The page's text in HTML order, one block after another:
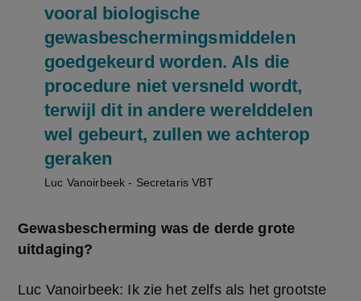
vooral biologische
gewasbeschermingsmiddelen
goedgekeurd worden. Als die
procedure niet versneld wordt,
terwijl dit in andere werelddelen
wel gebeurt, zullen we achterop
geraken
Luc Vanoirbeek - Secretaris VBT
Gewasbescherming was de derde grote
uitdaging?
Luc Vanoirbeek: Ik zie het zelfs als het grootste